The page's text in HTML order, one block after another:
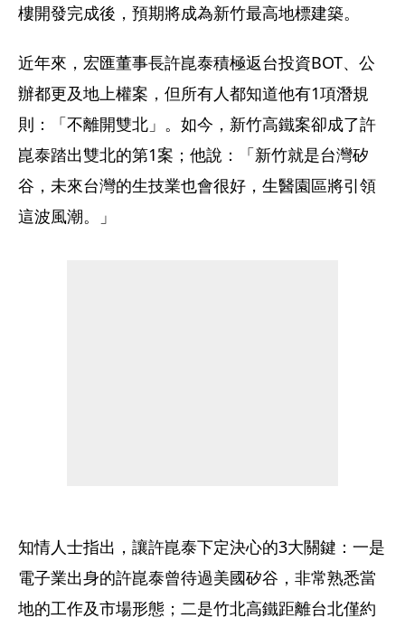
樓開發完成後，預期將成為新竹最高地標建築。
近年來，宏匯董事長許崑泰積極返台投資BOT、公
辦都更及地上權案，但所有人都知道他有1項潛規
則：「不離開雙北」。如今，新竹高鐵案卻成了許
崑泰踏出雙北的第1案；他說：「新竹就是台灣矽
谷，未來台灣的生技業也會很好，生醫園區將引領
這波風潮。」
知情人士指出，讓許崑泰下定決心的3大關鍵：一是
電子業出身的許崑泰曾待過美國矽谷，非常熟悉當
地的工作及市場形態；二是竹北高鐵距離台北僅約